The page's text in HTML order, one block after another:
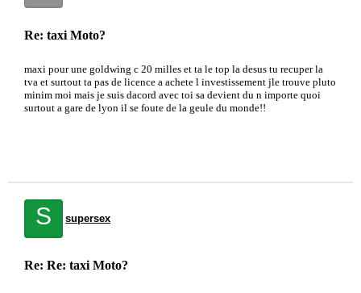
Re: taxi Moto?
maxi pour une goldwing c 20 milles et ta le top la desus tu recuper la
tva et surtout ta pas de licence a achete l investissement jle trouve pluto
minim moi mais je suis dacord avec toi sa devient du n importe quoi
surtout a gare de lyon il se foute de la geule du monde!!
S supersex
Re: Re: taxi Moto?